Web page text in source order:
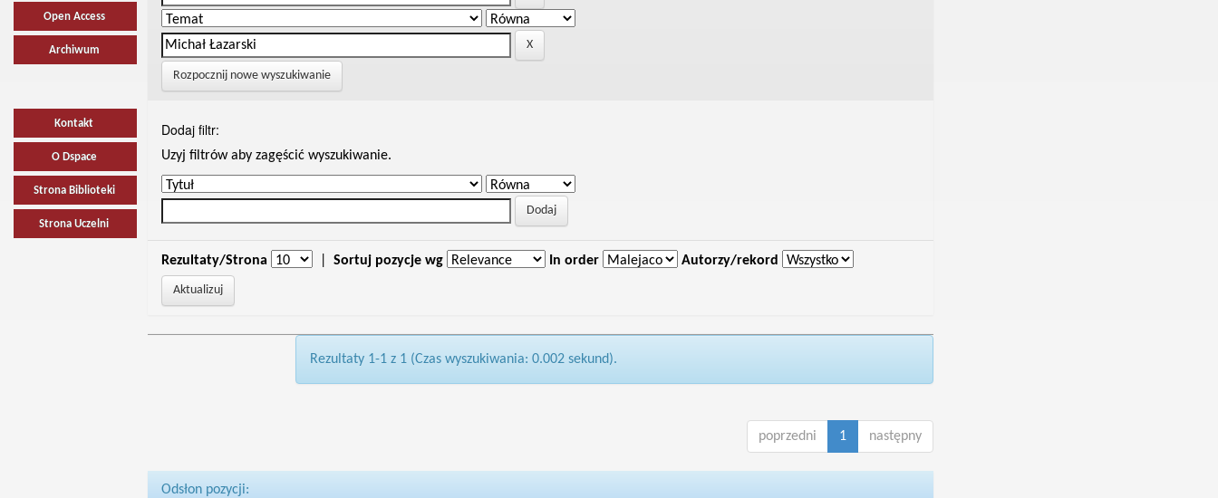
Open Access
Archiwum
Kontakt
O Dspace
Strona Biblioteki
Strona Uczelni
Rozpocznij nowe wyszukiwanie
Dodaj filtr:
Uzyj filtrów aby zagęścić wyszukiwanie.
Rezultaty/Strona Sortuj pozycje wg In order Autorzy/rekord
Rezultaty 1-1 z 1 (Czas wyszukiwania: 0.002 sekund).
poprzedni 1 następny
Odsłon pozycji: